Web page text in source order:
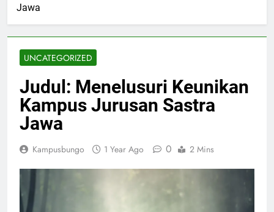
Jawa
UNCATEGORIZED
Judul: Menelusuri Keunikan
Kampus Jurusan Sastra
Jawa
Kampusbungo 1 Year Ago 0 2 Mins